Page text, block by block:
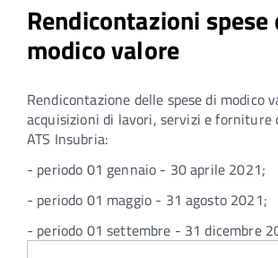
Rendicontazioni spese
modico valore
Rendicontazione delle spese di modico
acquisizioni di lavori, servizi e forniture
ATS Insubria:
- periodo 01 gennaio - 30 aprile 2021;
- periodo 01 maggio - 31 agosto 2021;
- periodo 01 settembre - 31 dicembre